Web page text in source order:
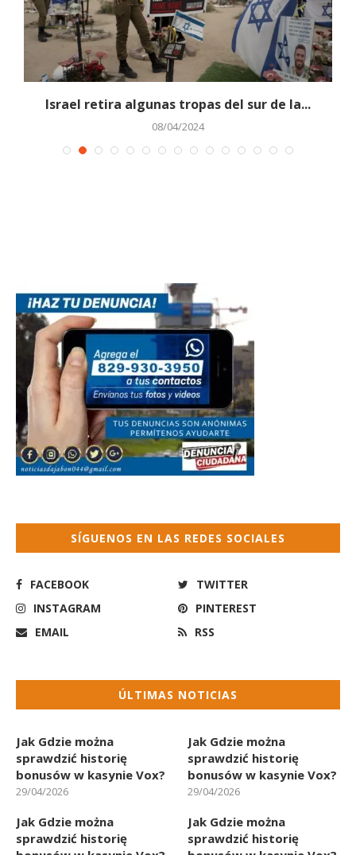
Israel retira algunas tropas del sur de la...
08/04/2024
SÍGUENOS EN LAS REDES SOCIALES
FACEBOOK
TWITTER
INSTAGRAM
PINTEREST
EMAIL
RSS
ÚLTIMAS NOTICIAS
Jak Gdzie można
sprawdzić historię
bonusów w kasynie Vox?
29/04/2026
Jak Gdzie można
sprawdzić historię
bonusów w kasynie Vox?
29/04/2026
Jak Gdzie można
sprawdzić historię
Jak Gdzie można
sprawdzić historię